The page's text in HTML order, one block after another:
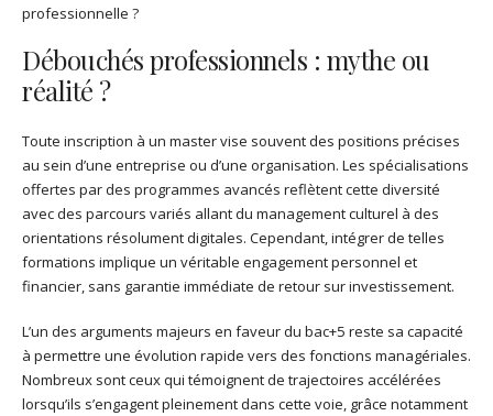
professionnelle ?
Débouchés professionnels : mythe ou
réalité ?
Toute inscription à un master vise souvent des positions précises
au sein d’une entreprise ou d’une organisation. Les spécialisations
offertes par des programmes avancés reflètent cette diversité
avec des parcours variés allant du management culturel à des
orientations résolument digitales. Cependant, intégrer de telles
formations implique un véritable engagement personnel et
financier, sans garantie immédiate de retour sur investissement.
L’un des arguments majeurs en faveur du bac+5 reste sa capacité
à permettre une évolution rapide vers des fonctions managériales.
Nombreux sont ceux qui témoignent de trajectoires accélérées
lorsqu’ils s’engagent pleinement dans cette voie, grâce notamment